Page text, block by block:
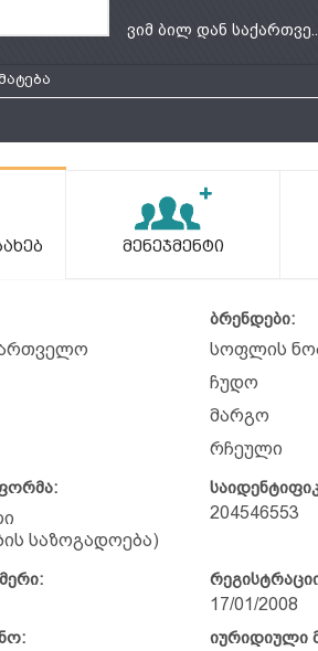
ვიმ ბილ დან
Მენეჯმენტი
ბრენდები:
სოფლის
ჩუდო
მარგო
რჩეული
საზოგადოება)
204546553
17/01/2008
იურიდიული